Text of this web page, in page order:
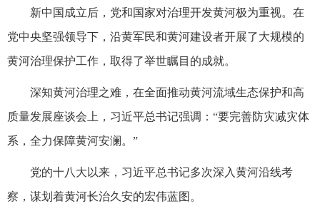
新中国成立后，党和国家对治理开发黄河极为重视。在
党中央坚强领导下，沿黄军民和黄河建设者开展了大规模的
黄河治理保护工作，取得了举世瞩目的成就。
深知黄河治理之难，在全面推动黄河流域生态保护和高
质量发展座谈会上，习近平总书记强调：“要完善防灾减灾体
系，全力保障黄河安澜。”
党的十八大以来，习近平总书记多次深入黄河沿线考
察，谋划着黄河长治久安的宏伟蓝图。